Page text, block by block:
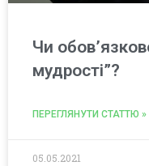
Чи
мудрості”?
ПЕРЕГЛЯНУТИ СТАТТЮ »
05.05.2021